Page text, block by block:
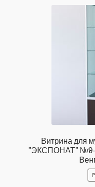
Витрина для
"ЭКСПОНАТ" №9-1